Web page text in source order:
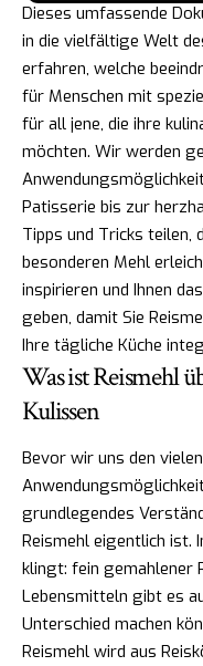
Dieses umfassende
in die vielfältige Welt
erfahren, welche
für Menschen mit
für all jene, die ihre
möchten. Wir werden
Patisserie bis zur
Tipps und Tricks teilen,
besonderen Mehl
inspirieren und Ihnen
geben, damit Sie
Ihre tägliche Küche
Was ist Reismehl
Kulissen
Bevor wir uns den
grundlegendes
Reismehl eigentlich ist.
klingt: fein gemahlener
Lebensmitteln gibt es
Unterschied machen
Reismehl wird aus